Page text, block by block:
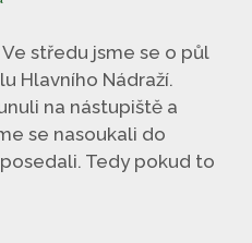
Ve středu jsme se o půl
Hlavního Nádraží.
na nástupiště a
se nasoukali do
Tedy pokud to